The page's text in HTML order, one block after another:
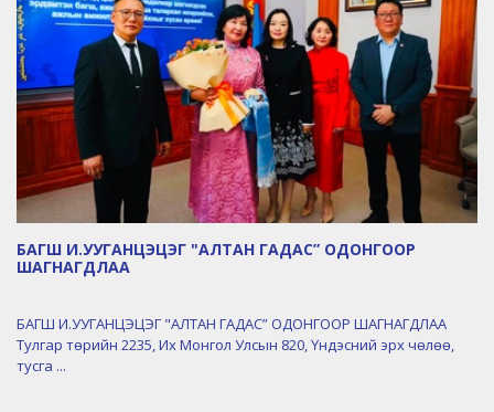
БАГШ И.УУГАНЦЭЦЭГ "АЛТАН ГАДАС” ОДОНГООР
ШАГНАГДЛАА
БАГШ И.УУГАНЦЭЦЭГ "АЛТАН ГАДАС” ОДОНГООР ШАГНАГДЛАА
Тулгар төрийн 2235, Их Монгол Улсын 820, Үндэсний эрх чөлөө,
тусга ...